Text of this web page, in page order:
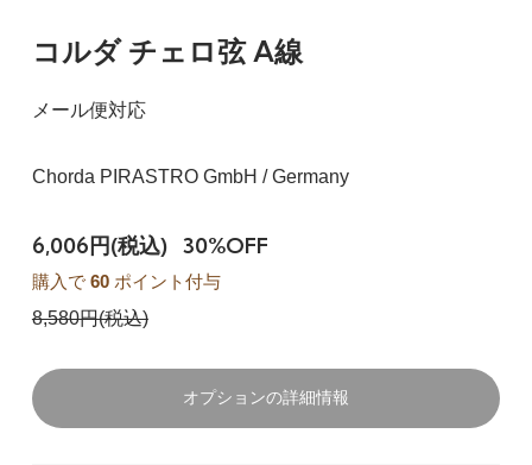
コルダ チェロ弦 A線
メール便対応
Chorda PIRASTRO GmbH / Germany
6,006円(税込) 30%OFF
購入で 60ポイント付与
8,580円(税込)
オプションの詳細情報